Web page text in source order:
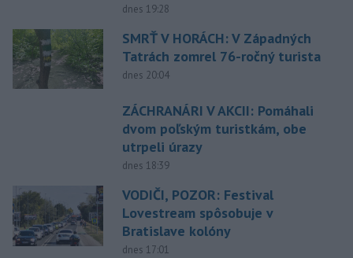
dnes 19:28
SMRŤ V HORÁCH: V Západných
Tatrách zomrel 76-ročný turista
dnes 20:04
ZÁCHRANÁRI V AKCII: Pomáhali
dvom poľským turistkám, obe
utrpeli úrazy
dnes 18:39
VODIČI, POZOR: Festival
Lovestream spôsobuje v
Bratislave kolóny
dnes 17:01